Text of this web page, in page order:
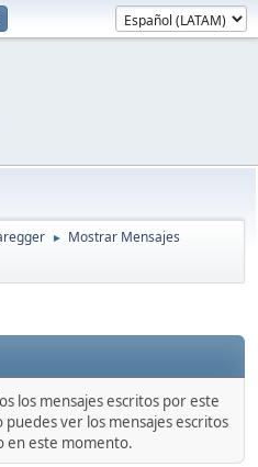
► Mostrar Mensajes
los mensajes escritos por este
ver los mensajes escritos
en este momento.